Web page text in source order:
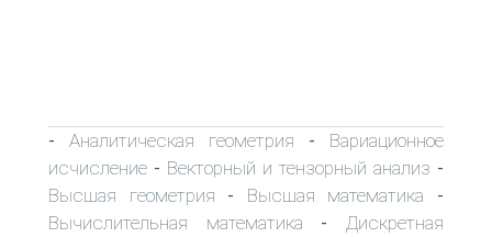
- Аналитическая геометрия - Вариационное
исчисление - Векторный и тензорный анализ -
Высшая геометрия - Высшая математика -
Вычислительная математика - Дискретная